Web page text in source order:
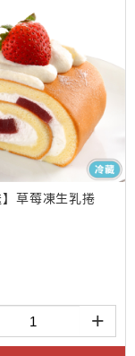
】草莓凍生乳捲
+